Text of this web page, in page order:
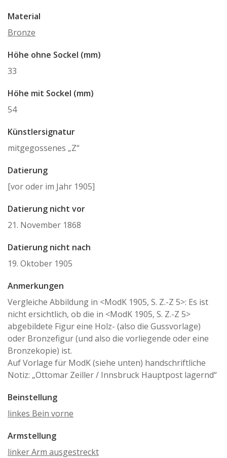
Material
Bronze
Höhe ohne Sockel (mm)
33
Höhe mit Sockel (mm)
54
Künstlersignatur
mitgegossenes „Z“
Datierung
[vor oder im Jahr 1905]
Datierung nicht vor
21. November 1868
Datierung nicht nach
19. Oktober 1905
Anmerkungen
Vergleiche Abbildung in <ModK 1905, S. Z.-Z 5>: Es ist
nicht ersichtlich, ob die in <ModK 1905, S. Z.-Z 5>
abgebildete Figur eine Holz- (also die Gussvorlage)
oder Bronzefigur (und also die vorliegende oder eine
Bronzekopie) ist.
Auf Vorlage für ModK (siehe unten) handschriftliche
Notiz: „Ottomar Zeiller / Innsbruck Hauptpost lagernd“
Beinstellung
linkes Bein vorne
Armstellung
linker Arm ausgestreckt